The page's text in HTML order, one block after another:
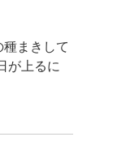
まきして
が上るに